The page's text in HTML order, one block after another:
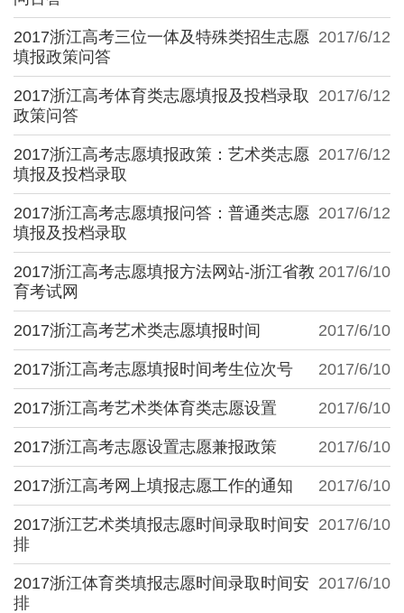
2017/6/12
2017浙江高考三位一体及特殊类招生志愿
填报政策问答
2017/6/12
2017浙江高考体育类志愿填报及投档录取
政策问答
2017/6/12
2017浙江高考志愿填报政策：艺术类志愿
填报及投档录取
2017/6/12
2017浙江高考志愿填报问答：普通类志愿
填报及投档录取
2017/6/10
2017浙江高考志愿填报方法网站-浙江省教
育考试网
2017/6/10
2017浙江高考艺术类志愿填报时间
2017/6/10
2017浙江高考志愿填报时间考生位次号
2017/6/10
2017浙江高考艺术类体育类志愿设置
2017/6/10
2017浙江高考志愿设置志愿兼报政策
2017/6/10
2017浙江高考网上填报志愿工作的通知
2017/6/10
2017浙江艺术类填报志愿时间录取时间安
排
2017/6/10
2017浙江体育类填报志愿时间录取时间安
排